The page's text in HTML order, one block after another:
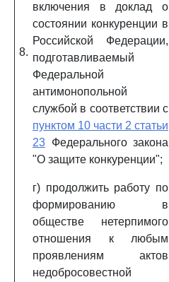
8.
включения в доклад о
состоянии конкуренции в
Российской Федерации,
подготавливаемый
Федеральной
антимонопольной
службой в соответствии с
пунктом 10 части 2 статьи
23 Федерального закона
"О защите конкуренции";
г) продолжить работу по
формированию в
обществе нетерпимого
отношения к любым
проявлениям актов
недобросовестной